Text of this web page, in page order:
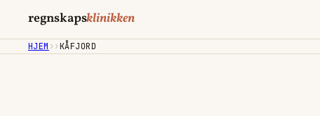
regnskapsklinikken
HJEM › ›KÅFJORD